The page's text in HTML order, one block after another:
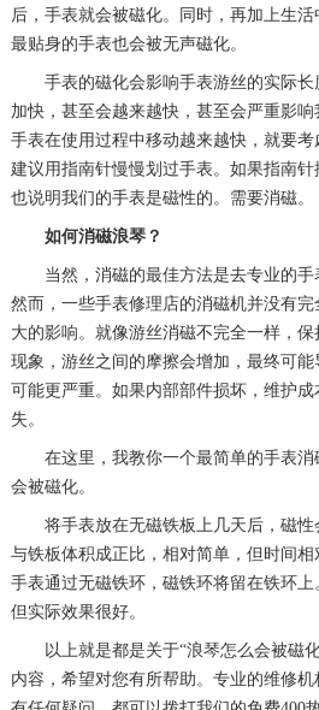
后，手表就会被磁化。同时，再加上生
最贴身的手表也会被无声磁化。
手表的磁化会影响手表游丝的实际长
加快，甚至会越来越快，甚至会严重影
手表在使用过程中移动越来越快，就要考
建议用指南针慢慢划过手表。如果指南针
也说明我们的手表是磁性的。需要消磁。
如何消磁浪琴？
当然，消磁的最佳方法是去专业的手
然而，一些手表修理店的消磁机并没有
大的影响。就像游丝消磁不完全一样，
现象，游丝之间的摩擦会增加，最终可
可能更严重。如果内部部件损坏，维护
失。
在这里，我教你一个最简单的手表消
会被磁化。
将手表放在无磁铁板上几天后，磁性
与铁板体积成正比，相对简单，但时间
手表通过无磁铁环，磁铁环将留在铁环上
但实际效果很好。
以上就是都是关于“浪琴怎么会被磁化
内容，希望对您有所帮助。专业的维修机